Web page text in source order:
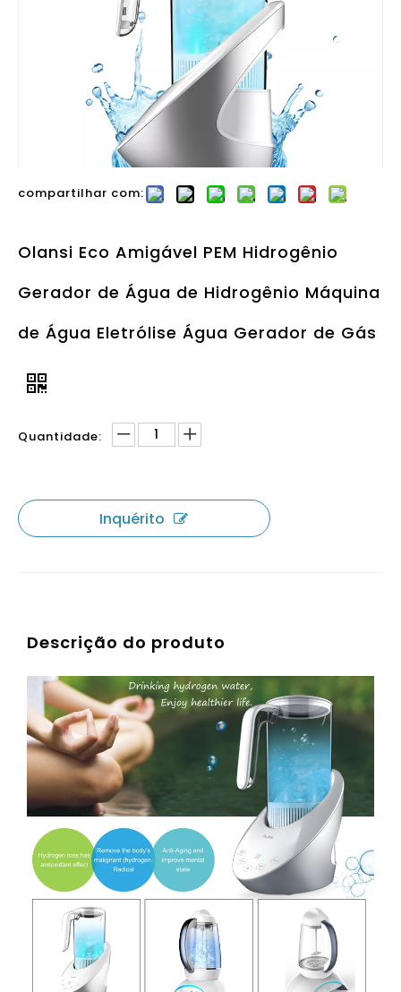
compartilhar com:
Olansi Eco Amigável PEM Hidrogênio
Gerador de Água de Hidrogênio Máquina
de Água Eletrólise Água Gerador de Gás
Quantidade:
Inquérito
Descrição do produto